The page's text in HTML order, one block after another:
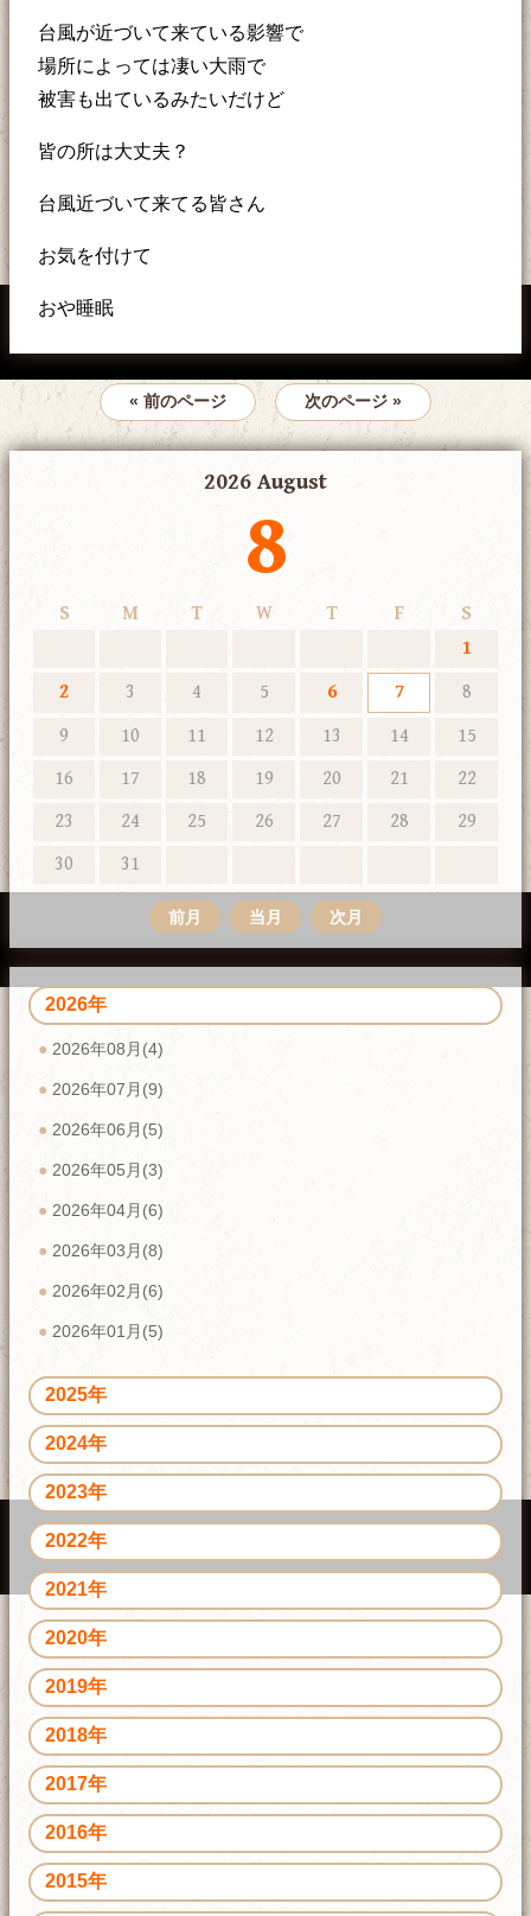
台風が近づいて来ている影響で
場所によっては凄い大雨で
被害も出ているみたいだけど
皆の所は大丈夫？
台風近づいて来てる皆さん
お気を付けて
おや睡眠
« 前のページ 次のページ »
2026 August
8
S M T W T F
S
1
2
3 4 5 6 7
8
9
10 11 12 13 14
15
16
17 18 19 20 21
22
23
24 25 26 27 28
29
30
31
前月 当月 次月
2026年
2026年08月(4)
2026年07月(9)
2026年06月(5)
2026年05月(3)
2026年04月(6)
2026年03月(8)
2026年02月(6)
2026年01月(5)
2025年
2024年
2023年
2022年
2021年
2020年
2019年
2018年
2017年
2016年
2015年